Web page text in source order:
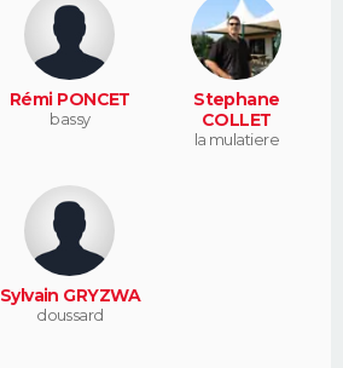
Rémi PONCET
bassy
Stephane
COLLET
la mulatiere
Sylvain GRYZWA
doussard